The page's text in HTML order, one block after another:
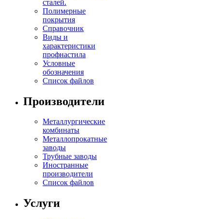
сталей.
Полимерные
покрытия
Справочник
Виды и
характеристики
профнастила
Условные
обозначения
Список файлов
Производители
Металлургические
комбинаты
Металлопрокатные
заводы
Трубные заводы
Иностранные
производители
Список файлов
Услуги